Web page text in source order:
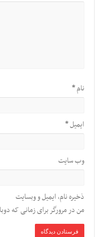
نام*
ایمیل*
وب‌ سایت
ذخیره نام، ایمیل و وبسایت
من در مرورگر برای زمانی که